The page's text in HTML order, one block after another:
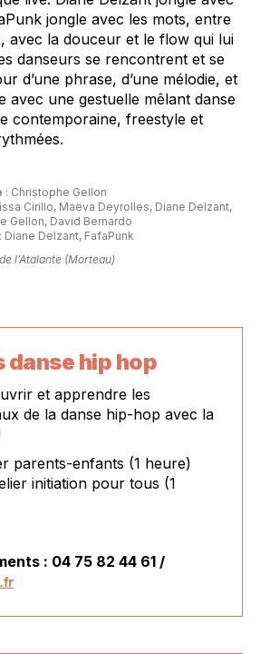
jongle avec les mots, entre
avec la douceur et le flow qui lui
danseurs se rencontrent et se
d’une phrase, d’une mélodie, et
avec une gestuelle mêlant danse
contemporaine, freestyle et
: Christophe Gellon
Cirillo, Maëva Deyrolles, Diane Delzant,
Gellon, David Bernardo
: Diane Delzant, FafaPunk
l’Atalante (Morteau)
danse hip hop
et apprendre les
de la danse hip-hop avec la
parents-enfants (1 heure)
initiation pour tous (1
: 04 75 82 44 61 /